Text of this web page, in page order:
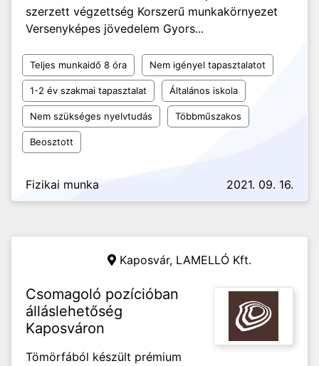
szerzett végzettség Korszerű munkakörnyezet
Versenyképes jövedelem Gyors...
Teljes munkaidő 8 óra Nem igényel tapasztalatot
1-2 év szakmai tapasztalat Általános iskola
Nem szükséges nyelvtudás Többműszakos
Beosztott
Fizikai munka 2021. 09. 16.
Kaposvár, LAMELLÓ Kft.
Csomagoló pozícióban
álláslehetőség
Kaposváron
Tömörfából készült prémium